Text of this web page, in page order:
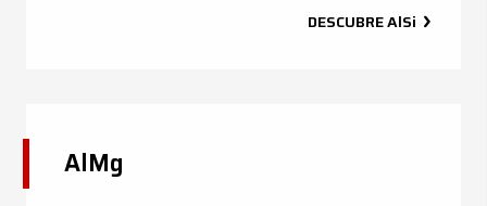
DESCUBREAlSi
AlMg